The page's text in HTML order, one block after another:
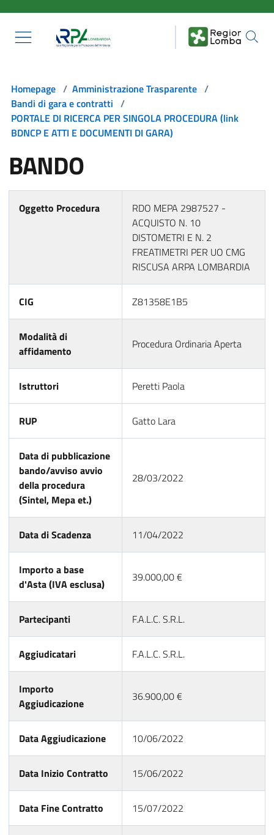
Homepage / Amministrazione Trasparente /
Bandi di gara e contratti /
PORTALE DI RICERCA PER SINGOLA PROCEDURA (link
BDNCP E ATTI E DOCUMENTI DI GARA)
BANDO
Oggetto Procedura
RDO MEPA 2987527 -
ACQUISTO N. 10
DISTOMETRI E N. 2
FREATIMETRI PER UO CMG
RISCUSA ARPA LOMBARDIA
CIG Z81358E1B5
Modalità di
affidamento
Procedura Ordinaria Aperta
Istruttori Peretti Paola
RUP Gatto Lara
Data di pubblicazione
bando/avviso avvio
della procedura
(Sintel, Mepa et.)
28/03/2022
Data di Scadenza 11/04/2022
Importo a base
d'Asta (IVA esclusa)
39.000,00 €
Partecipanti F.A.L.C. S.R.L.
Aggiudicatari F.A.L.C. S.R.L.
Importo
Aggiudicazione
36.900,00 €
Data Aggiudicazione 10/06/2022
Data Inizio Contratto 15/06/2022
Data Fine Contratto 15/07/2022